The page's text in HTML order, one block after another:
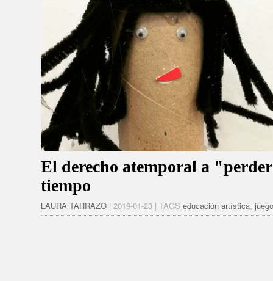
El derecho atemporal a
tiempo
LAURA TARRAZO | 2019-01-23 | TAGSeducación artística,